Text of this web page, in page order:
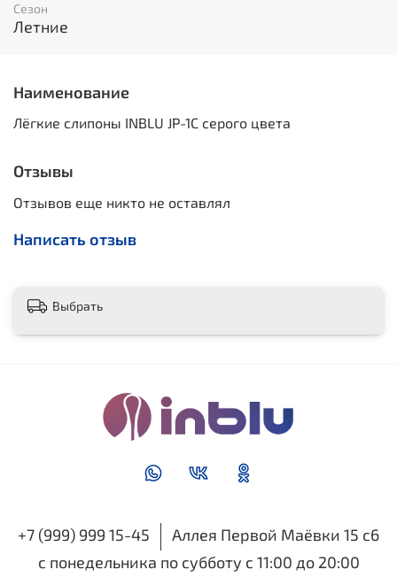
Сезон
Летние
Наименование
Лёгкие слипоны INBLU JP-1C серого цвета
Отзывы
Отзывов еще никто не оставлял
Написать отзыв
Выбрать
+7 (999) 999 15-45
Аллея Первой Маёвки 15 с6
с понедельника по субботу с 11:00 до 20:00